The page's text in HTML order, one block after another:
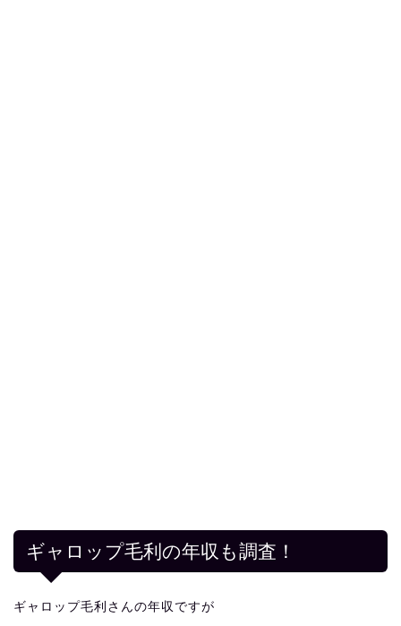
ギャロップ毛利の年収も調査！
ギャロップ毛利さんの年収ですが